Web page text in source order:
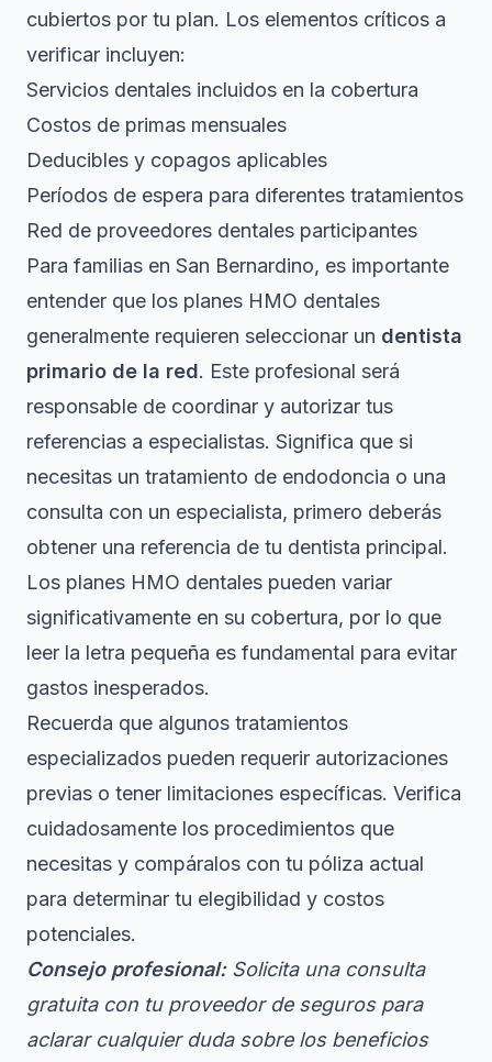
cubiertos por tu plan. Los elementos críticos a
verificar incluyen:
Servicios dentales incluidos en la cobertura
Costos de primas mensuales
Deducibles y copagos aplicables
Períodos de espera para diferentes tratamientos
Red de proveedores dentales participantes
Para familias en San Bernardino, es importante
entender que los planes HMO dentales
generalmente requieren seleccionar un dentista
primario de la red. Este profesional será
responsable de coordinar y autorizar tus
referencias a especialistas. Significa que si
necesitas un tratamiento de endodoncia o una
consulta con un especialista, primero deberás
obtener una referencia de tu dentista principal.
Los planes HMO dentales pueden variar
significativamente en su cobertura, por lo que
leer la letra pequeña es fundamental para evitar
gastos inesperados.
Recuerda que algunos tratamientos
especializados pueden requerir autorizaciones
previas o tener limitaciones específicas. Verifica
cuidadosamente los procedimientos que
necesitas y compáralos con tu póliza actual
para determinar tu elegibilidad y costos
potenciales.
Consejo profesional: Solicita una consulta
gratuita con tu proveedor de seguros para
aclarar cualquier duda sobre los beneficios